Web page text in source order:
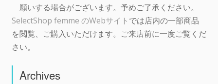
願いする場合がございます。予めご了承ください。
SelectShop femme のWebサイト では店内の一部商品
を閲覧、ご購入いただけます。ご来店前に一度ご覧くだ
さい。
Archives